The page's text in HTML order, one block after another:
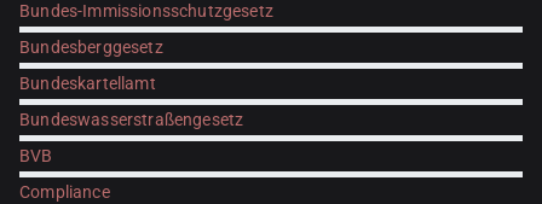
Bundes-Immissionsschutzgesetz
Bundesberggesetz
Bundeskartellamt
Bundeswasserstraßengesetz
BVB
Compliance